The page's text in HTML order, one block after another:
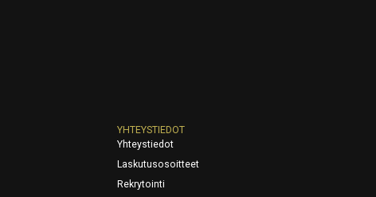
YHTEYSTIEDOT
Yhteystiedot
Laskutusosoitteet
Rekrytointi